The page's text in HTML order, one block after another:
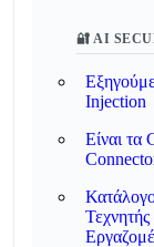
🔐 AI
Injection
Είναι τα